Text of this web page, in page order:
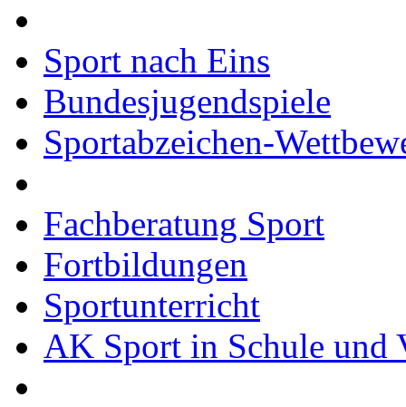
Sport nach Eins
Bundesjugendspiele
Sportabzeichen-
Fachberatung Sport
Fortbildungen
Sportunterricht
AK Sport in Schule und